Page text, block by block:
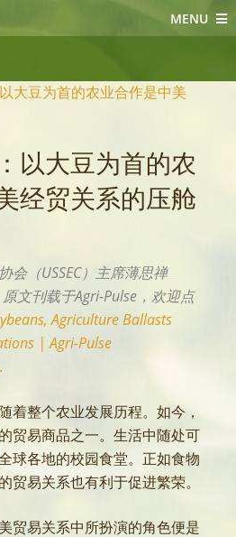
MENU
以大豆为首的农业合作是中美
以大豆为首的农
经贸关系的压舱
会（USSEC）主席薄思禅
原文刊载于Agri-Pulse，欢迎点
Agriculture Ballasts
| Agri-Pulse
着整个农业发展历程。如今，
贸易商品之一。生活中随处可
球各地的校园食堂。正如食物
贸易关系也有利于促进繁荣。
贸易关系中所扮演的角色便是